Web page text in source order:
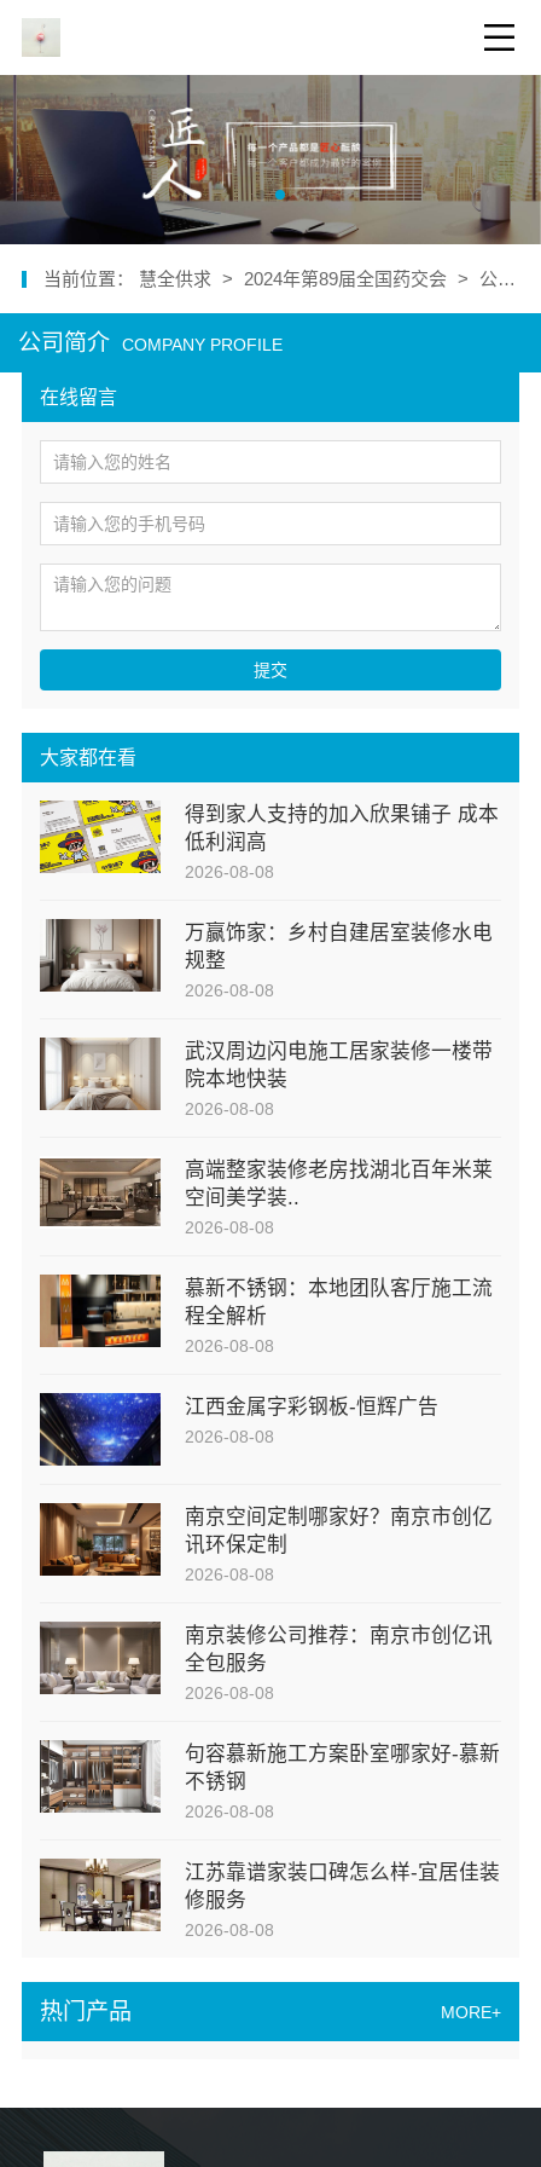
热门产品 MORE+
大家都在看
得到家人支持的加入欣果铺子 成本
低利润高
2026-08-08
万赢饰家：乡村自建居室装修水电
规整
2026-08-08
武汉周边闪电施工居家装修一楼带
院本地快装
2026-08-08
高端整家装修老房找湖北百年米莱
空间美学装..
2026-08-08
慕新不锈钢：本地团队客厅施工流
程全解析
2026-08-08
江西金属字彩钢板-恒辉广告
2026-08-08
南京空间定制哪家好？南京市创亿
讯环保定制
2026-08-08
南京装修公司推荐：南京市创亿讯
全包服务
2026-08-08
句容慕新施工方案卧室哪家好-慕新
不锈钢
2026-08-08
江苏靠谱家装口碑怎么样-宜居佳装
修服务
2026-08-08
在线留言
提交
当前位置： 慧全供求 > 2024年第89届全国药交会 > 公司介绍
公司简介 COMPANY PROFILE